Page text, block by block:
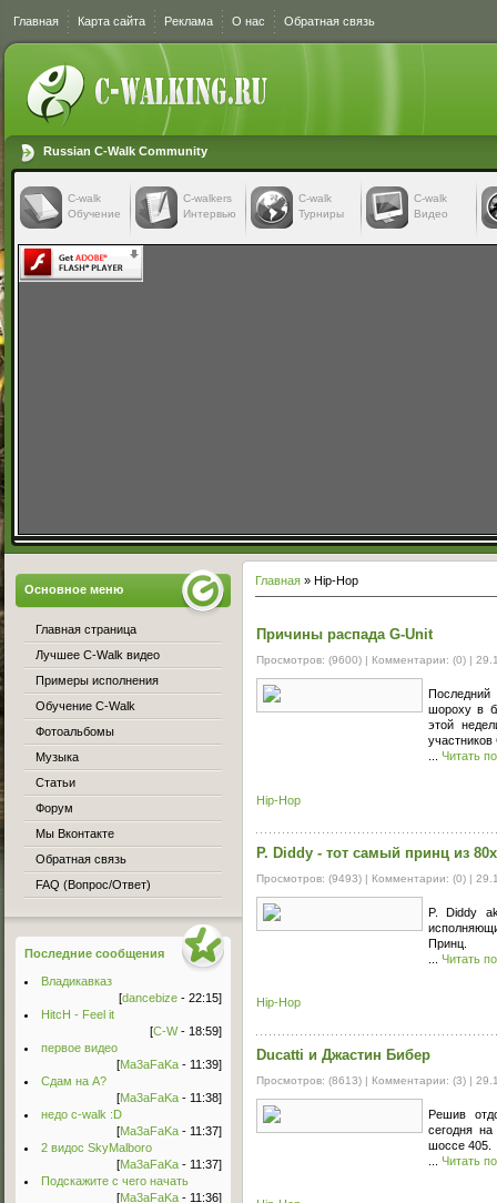
Главная Карта сайта Реклама О нас Обратная связь
Russian C-Walk Community
C-walk
Обучение
C-walkers
Интервью
С-walk
Турниры
С-walk
Видео
Главная » Hip-Hop
Причины распада G-Unit
Просмотров: (9600) | Комментарии: (0) |
шороху в
этой
Читать
Hip-Hop
P. Diddy - тот самый принц из 80х
Просмотров: (9493) | Комментарии: (0) |
P. Diddy
Принц.
Читать
Hip-Hop
Ducatti и Джастин Бибер
Просмотров: (8613) | Комментарии: (3) |
Решив
сегодня
шоссе 405.
Читать
Основное меню
Главная страница
Лучшее C-Walk видео
Примеры исполнения
Обучение C-Walk
Фотоальбомы
Музыка
Статьи
Форум
Мы Вконтакте
Обратная связь
FAQ (Вопрос/Ответ)
Последние сообщения
Владикавказ
[dancebize - 22:15]
HitcH - Feel it
[C-W- 18:59]
первое видео
[Ma3aFaKa - 11:39]
Сдам на А?
[Ma3aFaKa - 11:38]
недо c-walk :D
[Ma3aFaKa - 11:37]
2 видос SkyMalboro
[Ma3aFaKa - 11:37]
Подскажите с чего начать
[Ma3aFaKa - 11:36]